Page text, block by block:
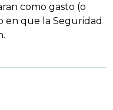
como gasto (o
en que la Seguridad